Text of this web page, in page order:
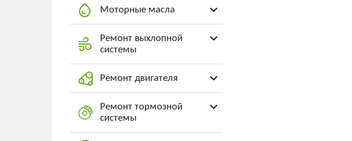
Моторные масла
Ремонт выхлопной
системы
Ремонт двигателя
Ремонт тормозной
системы